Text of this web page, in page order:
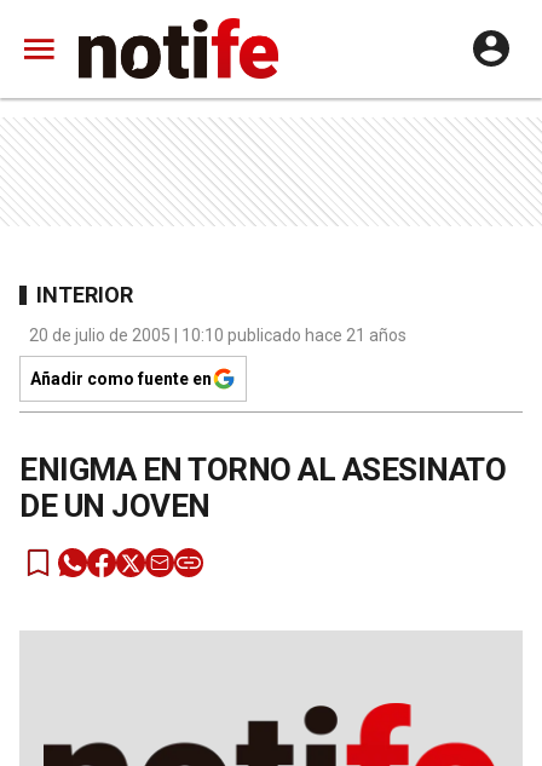
INTERIOR
20 de julio de 2005 | 10:10 publicado hace 21 años
Añadir como fuente en
ENIGMA EN TORNO AL ASESINATO
DE UN JOVEN